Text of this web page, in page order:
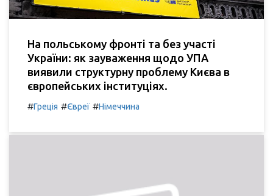
На польському фронті та без участі
України: як зауваження щодо УПА
виявили структурну проблему Києва в
європейських інституціях.
#Греція #Євреї #Німеччина